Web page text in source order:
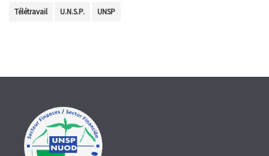
Télétravail U.N.S.P. UNSP